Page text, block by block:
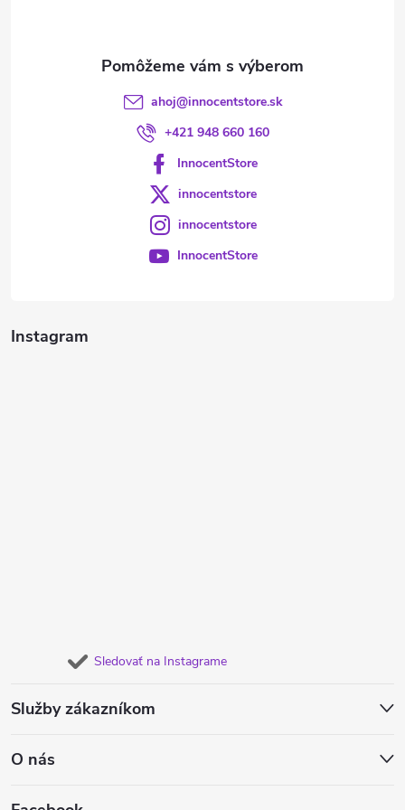
Instagram
Sledovať na Instagrame
Služby zákazníkom
O nás
ahoj@innocentstore.sk
+421 948 660 160
InnocentStore
innocentstore
innocentstore
InnocentStore